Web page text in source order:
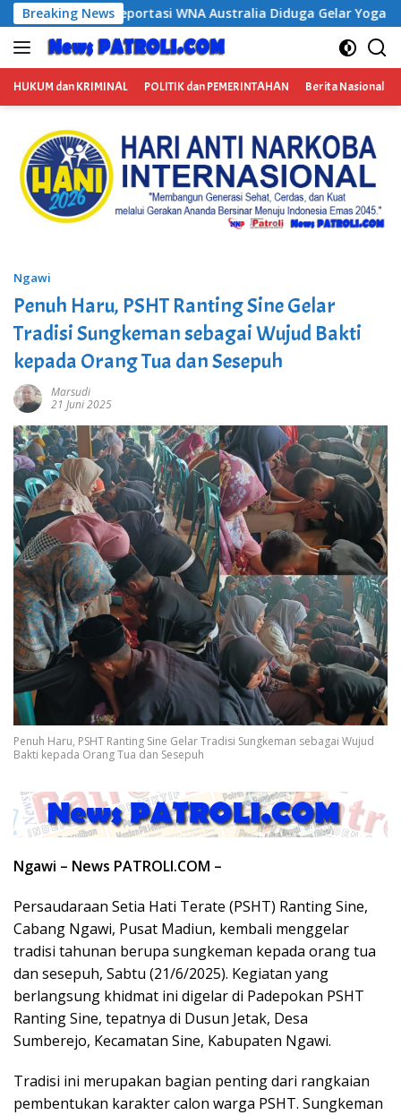
Langsung
ke
konten
Breaking News
Diduga Gelar Yoga Retreat dan Menjadi Instruktur
HUKUM dan KRIMINAL POLITIK dan PEMERINTAHAN Berita Nasional
Ngawi
Penuh Haru, PSHT Ranting Sine Gelar
Tradisi Sungkeman sebagai Wujud Bakti
kepada Orang Tua dan Sesepuh
Marsudi
21 Juni 2025
Penuh Haru, PSHT Ranting Sine Gelar Tradisi Sungkeman sebagai Wujud
Bakti kepada Orang Tua dan Sesepuh
Ngawi – News PATROLI.COM –
Persaudaraan Setia Hati Terate (PSHT) Ranting Sine,
Cabang Ngawi, Pusat Madiun, kembali menggelar
tradisi tahunan berupa sungkeman kepada orang tua
dan sesepuh, Sabtu (21/6/2025). Kegiatan yang
berlangsung khidmat ini digelar di Padepokan PSHT
Ranting Sine, tepatnya di Dusun Jetak, Desa
Sumberejo, Kecamatan Sine, Kabupaten Ngawi.
Tradisi ini merupakan bagian penting dari rangkaian
pembentukan karakter calon warga PSHT. Sungkeman